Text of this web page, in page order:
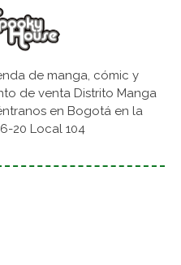
de manga, cómic y
de venta Distrito Manga
en Bogotá en la
20 Local 104